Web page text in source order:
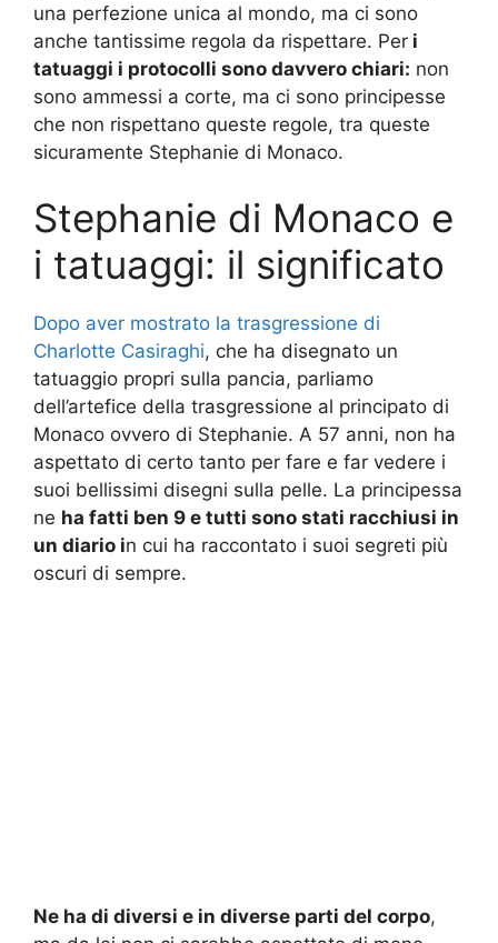
una perfezione unica al mondo, ma ci sono
anche tantissime regola da rispettare. Per i
tatuaggi i protocolli sono davvero chiari: non
sono ammessi a corte, ma ci sono principesse
che non rispettano queste regole, tra queste
sicuramente Stephanie di Monaco.
Stephanie di Monaco e
i tatuaggi: il significato
Dopo aver mostrato la trasgressione di
Charlotte Casiraghi, che ha disegnato un
tatuaggio propri sulla pancia, parliamo
dell’artefice della trasgressione al principato di
Monaco ovvero di Stephanie. A 57 anni, non ha
aspettato di certo tanto per fare e far vedere i
suoi bellissimi disegni sulla pelle. La principessa
ne ha fatti ben 9 e tutti sono stati racchiusi in
un diario in cui ha raccontato i suoi segreti più
oscuri di sempre.
Ne ha di diversi e in diverse parti del corpo,